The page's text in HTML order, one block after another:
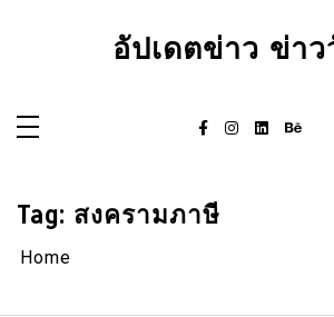
อัปเดตข่าว ข่า
Tag: สงครามภาษี
Home